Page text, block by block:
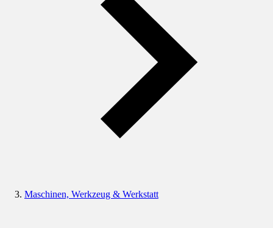
Maschinen, Werkzeug & Werkstatt